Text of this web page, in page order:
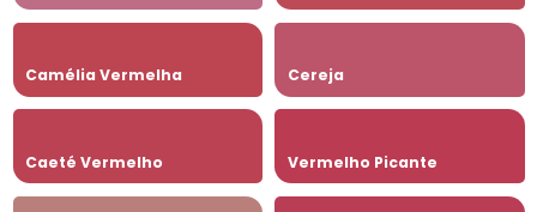
Camélia Vermelha Cereja
Caeté Vermelho Vermelho Picante